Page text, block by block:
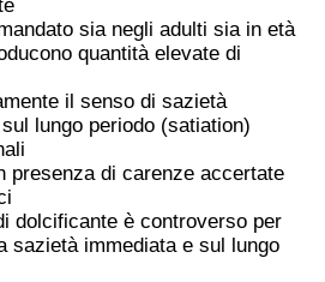
sia negli adulti sia in età
quantità elevate di
il senso di sazietà
lungo periodo (satiation)
presenza di carenze accertate
dolcificante è controverso per
sazietà immediata e sul lungo